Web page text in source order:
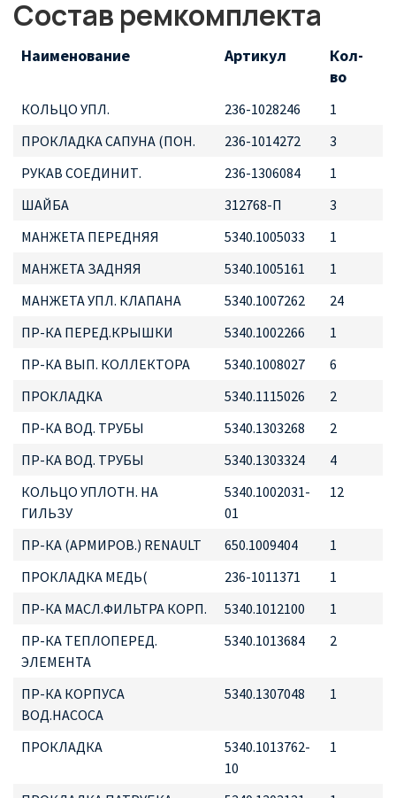
Состав ремкомплекта
Наименование Артикул
Кол-
во
КОЛЬЦО УПЛ. 236-1028246
1
ПРОКЛАДКА САПУНА (ПОН.
236-1014272
3
РУКАВ СОЕДИНИТ.
236-1306084
1
ШАЙБА
312768-П
3
МАНЖЕТА ПЕРЕДНЯЯ
5340.1005033
1
МАНЖЕТА ЗАДНЯЯ
5340.1005161
1
МАНЖЕТА УПЛ. КЛАПАНА
5340.1007262
24
ПР-КА ПЕРЕД.КРЫШКИ
5340.1002266
1
ПР-КА ВЫП. КОЛЛЕКТОРА
5340.1008027
6
ПРОКЛАДКА
5340.1115026
2
ПР-КА ВОД. ТРУБЫ
5340.1303268
2
ПР-КА ВОД. ТРУБЫ
5340.1303324
4
КОЛЬЦО УПЛОТН. НА
ГИЛЬЗУ
5340.1002031-
01
12
ПР-КА (АРМИРОВ.) RENAULT 650.1009404
1
ПРОКЛАДКА МЕДЬ(
236-1011371
1
ПР-КА МАСЛ.ФИЛЬТРА КОРП.
5340.1012100
1
ПР-КА ТЕПЛОПЕРЕД.
ЭЛЕМЕНТА
5340.1013684 2
ПР-КА КОРПУСА
ВОД.НАСОСА
5340.1307048 1
ПРОКЛАДКА
5340.1013762-
10
1